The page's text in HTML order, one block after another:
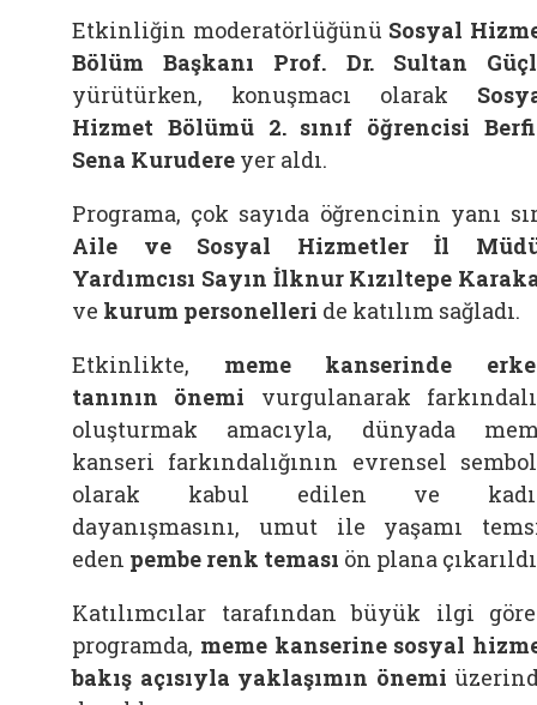
Etkinliğin moderatörlüğünü Sosyal
Bölüm Başkanı Prof. Dr. Sultan
yürütürken, konuşmacı olarak
Hizmet Bölümü 2. sınıf öğrencisi
Sena Kurudere yer aldı.
Programa, çok sayıda öğrencinin yanı
Aile ve Sosyal Hizmetler İl
Yardımcısı Sayın İlknur Kızıltepe
ve kurum personelleri de katılım sağladı.
Etkinlikte, meme kanserinde
tanının önemi vurgulanarak
oluşturmak amacıyla, dünyada
kanseri farkındalığının evrensel
olarak kabul edilen ve
dayanışmasını, umut ile yaşamı
eden pembe renk teması ön plana
Katılımcılar tarafından büyük ilgi
programda, meme kanserine sosyal
bakış açısıyla yaklaşımın önemi